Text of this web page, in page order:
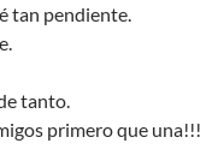
tan pendiente.
tanto.
primero que una!!!